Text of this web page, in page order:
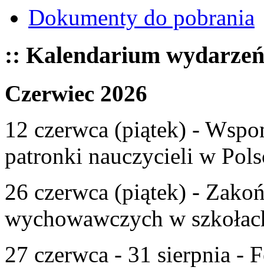
Dokumenty do pobrania
:: Kalendarium wydarzeń
Czerwiec 2026
12 czerwca (piątek) -
patronki nauczycieli w
26 czerwca (piątek) -
wychowawczych w
27 czerwca - 31 sierpnia -